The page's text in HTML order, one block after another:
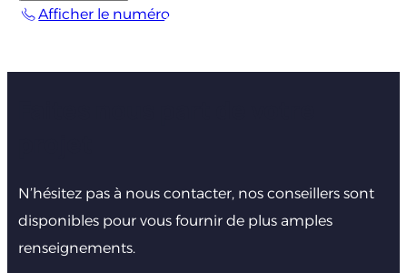
Afficher le numéro
N’hésitez pas à nous contacter, nos conseillers sont
disponibles pour vous fournir de plus amples
renseignements.